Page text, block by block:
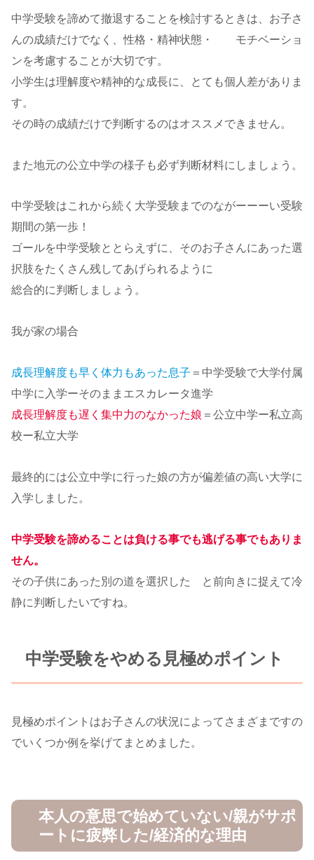
中学受験を諦めて撤退することを検討するときは、お子さ
んの成績だけでなく、性格・精神状態・ モチベーショ
ンを考慮することが大切です。
小学生は理解度や精神的な成長に、とても個人差がありま
す。
その時の成績だけで判断するのはオススメできません。
また地元の公立中学の様子も必ず判断材料にしましょう。
中学受験はこれから続く大学受験までのながーーーい受験
期間の第一歩！
ゴールを中学受験ととらえずに、そのお子さんにあった選
択肢をたくさん残してあげられるように
総合的に判断しましょう。
我が家の場合
成長理解度も早く体力もあった息子 ＝中学受験で大学付属
中学に入学ーそのままエスカレータ進学
成長理解度も遅く集中力のなかった娘 ＝公立中学ー私立高
校ー私立大学
最終的には公立中学に行った娘の方が偏差値の高い大学に
入学しました。
中学受験を諦めることは負ける事でも逃げる事でもありま
せん。
その子供にあった別の道を選択した と前向きに捉えて冷
静に判断したいですね。
中学受験をやめる見極めポイント
見極めポイントはお子さんの状況によってさまざまですの
でいくつか例を挙げてまとめました。
本人の意思で始めていない/親がサポ
ートに疲弊した/経済的な理由